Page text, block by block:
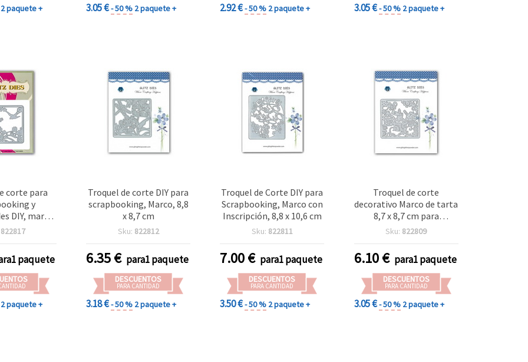
2 paquete + 3.05 €- 50 % 2 paquete + 2.92 €- 50 % 2 paquete + 3.05 €- 50 % 2 paquete +
corte para
y
DIY, marco,
8,8 cm
822817
paquete
2 paquete +
Troquel de corte DIY para
scrapbooking, Marco, 8,8
x 8,7 cm
Sku: 822812
6.35€ para1 paquete
DESCUENTOS
PARA CANTIDAD
3.18 €- 50 % 2 paquete +
Troquel de Corte DIY para
Scrapbooking, Marco con
Inscripción, 8,8 x 10,6 cm
Sku: 822811
7.00€ para1 paquete
DESCUENTOS
PARA CANTIDAD
3.50 €- 50 % 2 paquete +
Troquel de corte
decorativo Marco de tarta
8,7 x 8,7 cm para
scrapbooking y
Sku: 822809
6.10€ para1 paquete
DESCUENTOS
PARA CANTIDAD
3.05 €- 50 % 2 paquete +